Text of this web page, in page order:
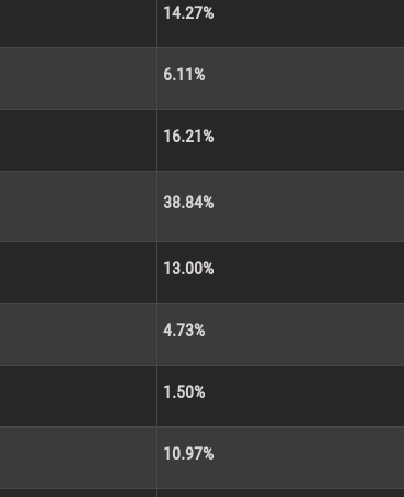
14.27%
6.11%
16.21%
38.84%
13.00%
4.73%
1.50%
10.97%